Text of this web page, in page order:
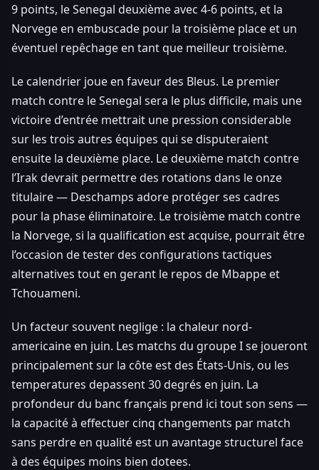
9 points, le Senegal deuxième avec 4-6 points, et la
Norvege en embuscade pour la troisième place et un
éventuel repêchage en tant que meilleur troisième.
Le calendrier joue en faveur des Bleus. Le premier
match contre le Senegal sera le plus difficile, mais une
victoire d’entrée mettrait une pression considerable
sur les trois autres équipes qui se disputeraient
ensuite la deuxième place. Le deuxième match contre
l’Irak devrait permettre des rotations dans le onze
titulaire — Deschamps adore protéger ses cadres
pour la phase éliminatoire. Le troisième match contre
la Norvege, si la qualification est acquise, pourrait être
l’occasion de tester des configurations tactiques
alternatives tout en gerant le repos de Mbappe et
Tchouameni.
Un facteur souvent neglige : la chaleur nord-
americaine en juin. Les matchs du groupe I se joueront
principalement sur la côte est des États-Unis, ou les
temperatures depassent 30 degrés en juin. La
profondeur du banc français prend ici tout son sens —
la capacité à effectuer cinq changements par match
sans perdre en qualité est un avantage structurel face
à des équipes moins bien dotees.